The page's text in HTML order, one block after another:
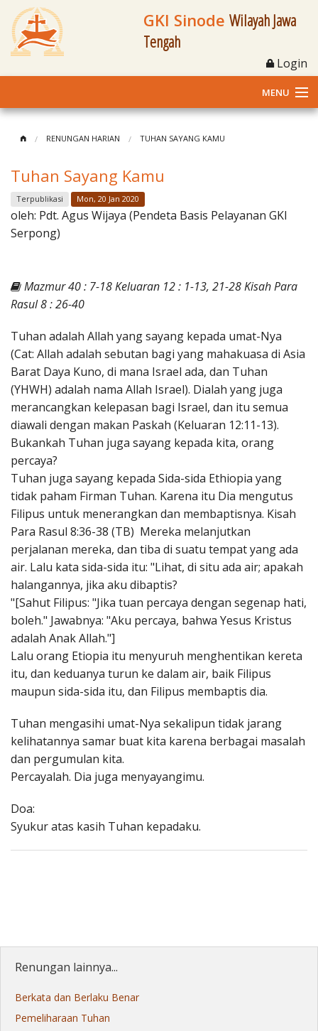
GKI Sinode Wilayah Jawa
Tengah
Login
MENU
Klasis dan Jemaat
Berita Kegiatan
Materi
Penerbitan
RENUNGAN HARIAN TUHAN SAYANG KAMU
Tuhan Sayang Kamu
Terpublikasi Mon, 20 Jan 2020
oleh: Pdt. Agus Wijaya (Pendeta Basis Pelayanan GKI
Serpong)
Mazmur 40 : 7-18 Keluaran 12 : 1-13, 21-28 Kisah Para
Rasul 8 : 26-40
Tuhan adalah Allah yang sayang kepada umat-Nya
(Cat: Allah adalah sebutan bagi yang mahakuasa di Asia
Barat Daya Kuno, di mana Israel ada, dan Tuhan
(YHWH) adalah nama Allah Israel). Dialah yang juga
merancangkan kelepasan bagi Israel, dan itu semua
diawali dengan makan Paskah (Keluaran 12:11-13).
Bukankah Tuhan juga sayang kepada kita, orang
percaya?
Tuhan juga sayang kepada Sida-sida Ethiopia yang
tidak paham Firman Tuhan. Karena itu Dia mengutus
Filipus untuk menerangkan dan membaptisnya. Kisah
Para Rasul 8:36-38 (TB) Mereka melanjutkan
perjalanan mereka, dan tiba di suatu tempat yang ada
air. Lalu kata sida-sida itu: "Lihat, di situ ada air; apakah
halangannya, jika aku dibaptis?
"[Sahut Filipus: "Jika tuan percaya dengan segenap hati,
boleh." Jawabnya: "Aku percaya, bahwa Yesus Kristus
adalah Anak Allah."]
Lalu orang Etiopia itu menyuruh menghentikan kereta
itu, dan keduanya turun ke dalam air, baik Filipus
maupun sida-sida itu, dan Filipus membaptis dia.
Tuhan mengasihi umat-Nya sekalipun tidak jarang
kelihatannya samar buat kita karena berbagai masalah
dan pergumulan kita.
Percayalah. Dia juga menyayangimu.
Doa:
Syukur atas kasih Tuhan kepadaku.
Renungan lainnya...
Berkata dan Berlaku Benar
Pemeliharaan Tuhan